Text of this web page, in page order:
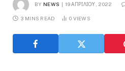
BY NEWS 19 ΑΠΡΙΛΊΟΥ, 2022
3 MINS READ 0 VIEWS